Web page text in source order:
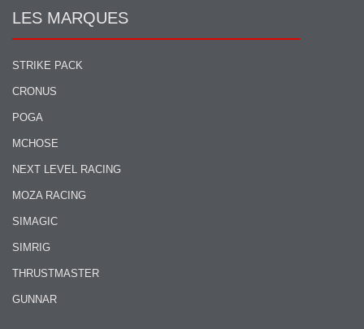
LES MARQUES
STRIKE PACK
CRONUS
POGA
MCHOSE
NEXT LEVEL RACING
MOZA RACING
SIMAGIC
SIMRIG
THRUSTMASTER
GUNNAR